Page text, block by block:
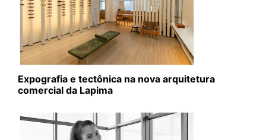
Expografia e tectônica na nova arquitetura
comercial da Lapima